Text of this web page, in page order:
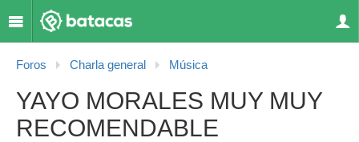
Foros Charla general Música
YAYO MORALES MUY MUY
RECOMENDABLE